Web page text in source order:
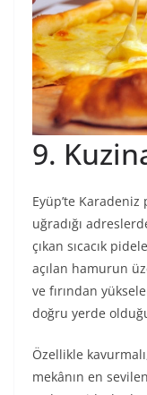
9.
Eyüp’te
uğradığı
çıkan sıcacık
açılan hamurun
ve fırından
doğru yerde
Özellikle
mekânın en